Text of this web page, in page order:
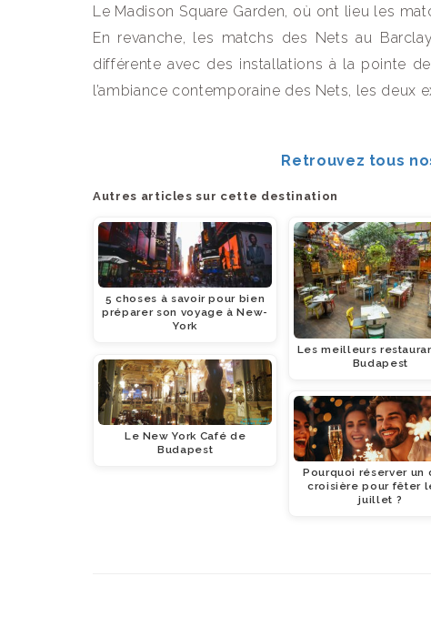
Le Madison Square Garden, où ont lieu les
En revanche, les matchs des Nets au
différente avec des installations à la pointe
l’ambiance contemporaine des Nets, les deux
Retrouvez tous
Autres articles sur cette destination
5 choses à savoir pour bien
préparer son voyage à New-
York
Le New York Café de
Budapest
Les meilleurs
Budapest
Pourquoi réserver un
croisière pour fêter
juillet ?